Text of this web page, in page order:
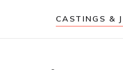
CASTINGS &